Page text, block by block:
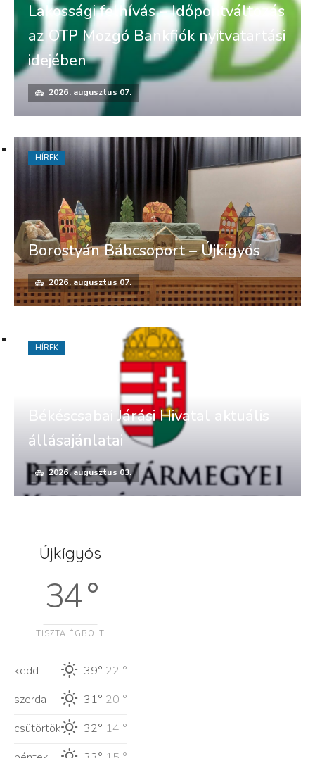
Lakossági felhívás – Időpontváltozás
az OTP Mozgó Bankfiók nyitvatartási
idejében
2026. augusztus 07.
Borostyán Bábcsoport – Újkígyós
2026. augusztus 07.
HÍREK
Békéscsabai Járási Hivatal aktuális
állásajánlatai
2026. augusztus 03.
HÍREK
Újkígyós
34 °
TISZTA ÉGBOLT
kedd 39° 22 °
szerda
31° 20 °
csütörtök
32° 14 °